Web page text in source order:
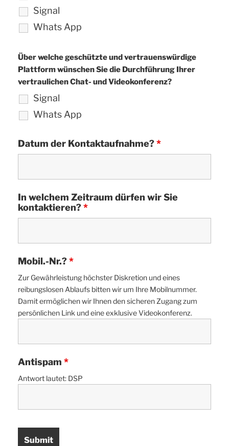
Signal
Whats App
Über welche geschützte und vertrauenswürdige
Plattform wünschen Sie die Durchführung Ihrer
vertraulichen Chat- und Videokonferenz?
Signal
Whats App
Datum der Kontaktaufnahme?*
In welchem Zeitraum dürfen wir Sie
kontaktieren?*
Mobil.-Nr.?*
Zur Gewährleistung höchster Diskretion und eines
reibungslosen Ablaufs bitten wir um Ihre Mobilnummer.
Damit ermöglichen wir Ihnen den sicheren Zugang zum
persönlichen Link und eine exklusive Videokonferenz.
Antispam *
Antwort lautet: DSP